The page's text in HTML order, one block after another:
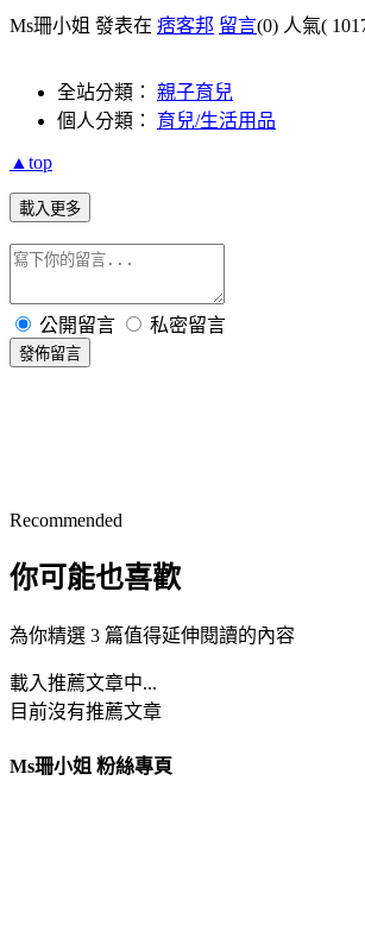
Ms珊小姐 發表在 痞客邦 留言(0) 人氣(
全站分類： 親子育兒
個人分類： 育兒/生活用品
▲top
載入更多
公開留言 私密留言
發佈留言
Recommended
你可能也喜歡
為你精選 3 篇值得延伸閱讀的內容
載入推薦文章中...
目前沒有推薦文章
Ms珊小姐 粉絲專頁